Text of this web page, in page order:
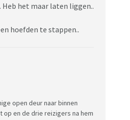
het maar laten liggen..
hoefden te stappen..
open deur naar binnen
op en de drie reizigers na hem